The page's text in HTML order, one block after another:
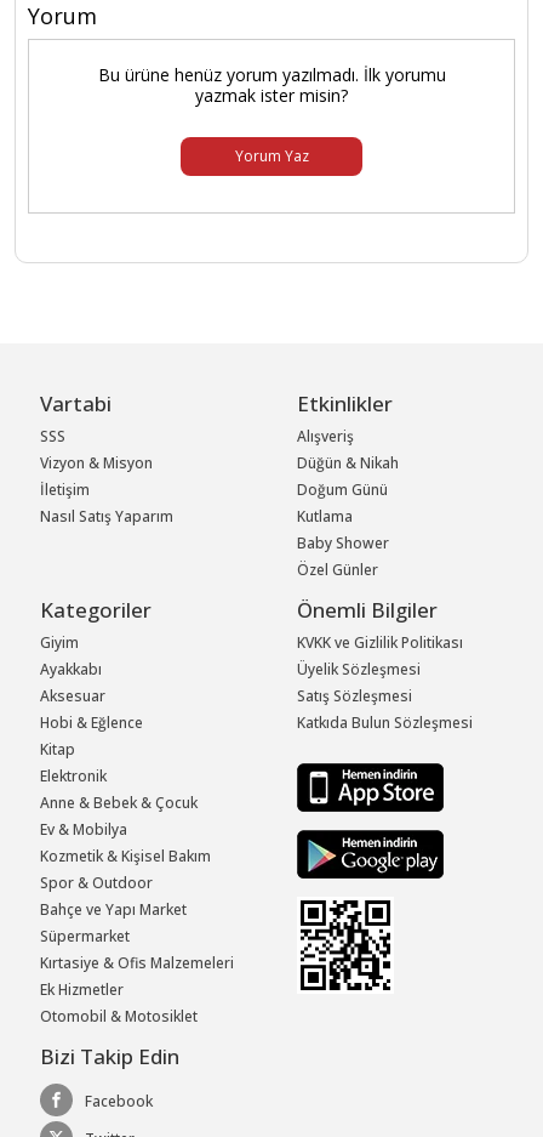
Yorum
Bu ürüne henüz yorum yazılmadı. İlk yorumu
yazmak ister misin?
Yorum Yaz
Vartabi
SSS
Vizyon & Misyon
İletişim
Nasıl Satış Yaparım
Etkinlikler
Alışveriş
Düğün & Nikah
Doğum Günü
Kutlama
Baby Shower
Özel Günler
Kategoriler
Giyim
Ayakkabı
Aksesuar
Hobi & Eğlence
Kitap
Elektronik
Anne & Bebek & Çocuk
Ev & Mobilya
Kozmetik & Kişisel Bakım
Spor & Outdoor
Bahçe ve Yapı Market
Süpermarket
Kırtasiye & Ofis Malzemeleri
Ek Hizmetler
Otomobil & Motosiklet
Önemli Bilgiler
KVKK ve Gizlilik Politikası
Üyelik Sözleşmesi
Satış Sözleşmesi
Katkıda Bulun Sözleşmesi
Bizi Takip Edin
Facebook